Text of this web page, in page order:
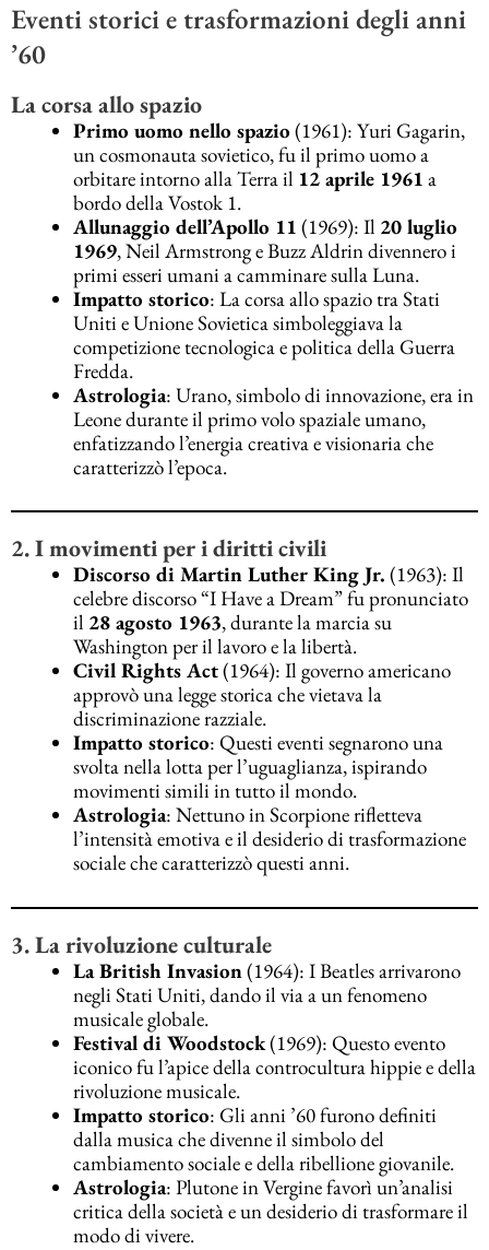
Eventi storici e trasformazioni degli anni
’60
La corsa allo spazio
Primo uomo nello spazio (1961): Yuri Gagarin,
un cosmonauta sovietico, fu il primo uomo a
orbitare intorno alla Terra il 12 aprile 1961 a
bordo della Vostok 1.
Allunaggio dell’Apollo 11 (1969): Il 20 luglio
1969, Neil Armstrong e Buzz Aldrin divennero i
primi esseri umani a camminare sulla Luna.
Impatto storico: La corsa allo spazio tra Stati
Uniti e Unione Sovietica simboleggiava la
competizione tecnologica e politica della Guerra
Fredda.
Astrologia: Urano, simbolo di innovazione, era in
Leone durante il primo volo spaziale umano,
enfatizzando l’energia creativa e visionaria che
caratterizzò l’epoca.
2. I movimenti per i diritti civili
Discorso di Martin Luther King Jr. (1963): Il
celebre discorso “I Have a Dream” fu pronunciato
il 28 agosto 1963, durante la marcia su
Washington per il lavoro e la libertà.
Civil Rights Act(1964): Il governo americano
approvò una legge storica che vietava la
discriminazione razziale.
Impatto storico: Questi eventi segnarono una
svolta nella lotta per l’uguaglianza, ispirando
movimenti simili in tutto il mondo.
Astrologia: Nettuno in Scorpione rifletteva
l’intensità emotiva e il desiderio di trasformazione
sociale che caratterizzò questi anni.
3. La rivoluzione culturale
La British Invasion(1964): I Beatles arrivarono
negli Stati Uniti, dando il via a un fenomeno
musicale globale.
Festival di Woodstock(1969): Questo evento
iconico fu l’apice della controcultura hippie e della
rivoluzione musicale.
Impatto storico: Gli anni ’60 furono definiti
dalla musica che divenne il simbolo del
cambiamento sociale e della ribellione giovanile.
Astrologia: Plutone in Vergine favorì un’analisi
critica della società e un desiderio di trasformare il
modo di vivere.